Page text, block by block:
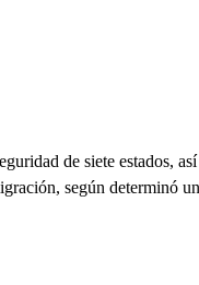
de siete estados,
según determinó